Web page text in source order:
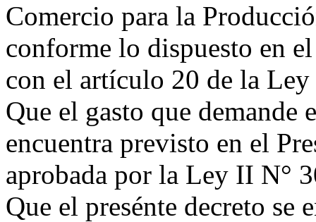
Comercio para la
conforme lo dispuesto en
con el artículo 20 de la
Que el gasto que demande
encuentra previsto en el
aprobada por la Ley II N°
Que el presénte decreto se